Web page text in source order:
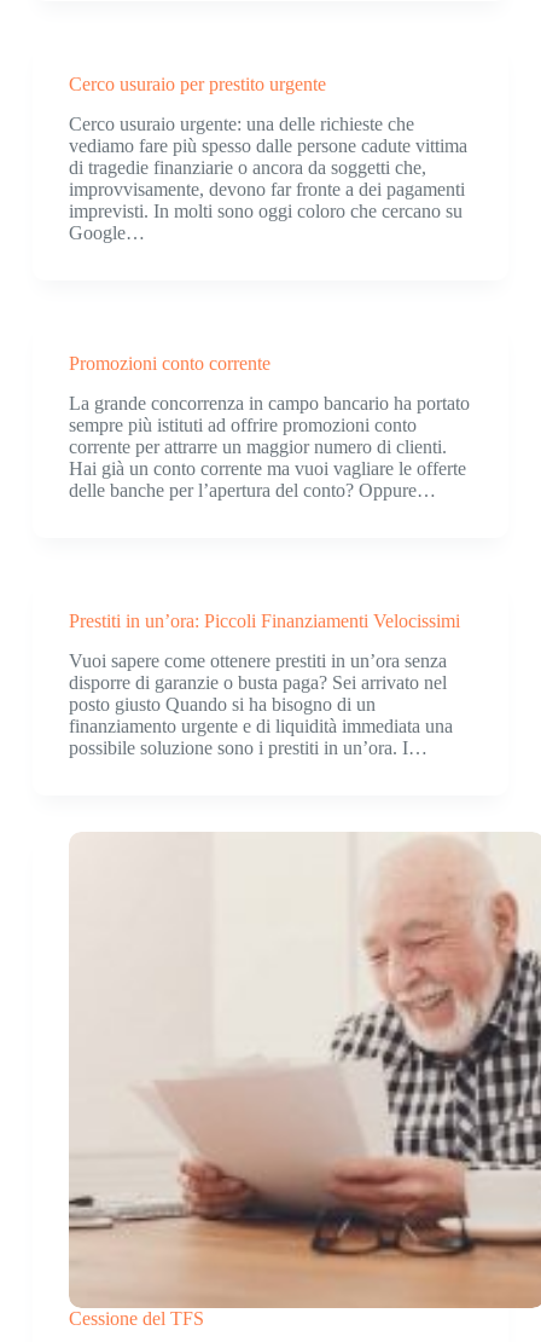
Cerco usuraio per prestito urgente
Cerco usuraio urgente: una delle richieste che
vediamo fare più spesso dalle persone cadute vittima
di tragedie finanziarie o ancora da soggetti che,
improvvisamente, devono far fronte a dei pagamenti
imprevisti. In molti sono oggi coloro che cercano su
Google…
Promozioni conto corrente
La grande concorrenza in campo bancario ha portato
sempre più istituti ad offrire promozioni conto
corrente per attrarre un maggior numero di clienti.
Hai già un conto corrente ma vuoi vagliare le offerte
delle banche per l’apertura del conto? Oppure…
Prestiti in un’ora: Piccoli Finanziamenti Velocissimi
Vuoi sapere come ottenere prestiti in un’ora senza
disporre di garanzie o busta paga? Sei arrivato nel
posto giusto Quando si ha bisogno di un
finanziamento urgente e di liquidità immediata una
possibile soluzione sono i prestiti in un’ora. I…
Cessione del TFS